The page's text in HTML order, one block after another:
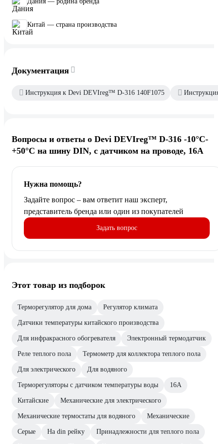
Китай — страна производства
Документация
Инструкция к Devi DEVIreg™ D-316 140F1075
Вопросы и ответы о Devi DEVIreg™ D-316 -10°C-
+50°C на шину DIN, с датчиком на проводе, 16А
Нужна помощь?
Задайте вопрос – вам ответит наш эксперт,
представитель бренда или один из покупателей
Задать вопрос
Этот товар из подборок
Терморегулятор для дома Регулятор климата
Датчики температуры китайского производства
Для инфракрасного обогревателя Электронный термодатчик
Реле теплого пола Термометр для коллектора теплого пола
Для электрического Для водяного
Терморегуляторы с датчиком температуры воды 16А
Китайские Механические для электрического
Механические термостаты для водяного Механические
Серые На din рейку Принадлежности для теплого пола